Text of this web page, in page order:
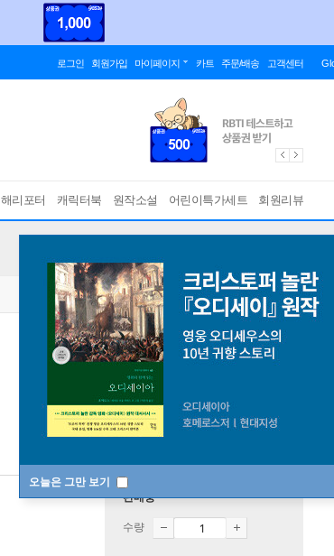
로그인 회원가입 마이페이지 카트 주문/배송 고객센터
해리포터 캐릭터북 원작소설 어린이특가세트 회원리뷰
오늘은 그만 보기
판매중
수량